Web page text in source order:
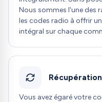
Nous sommes l'une des
les codes radio à offrir
intégral sur chaque
Vous avez égaré votre